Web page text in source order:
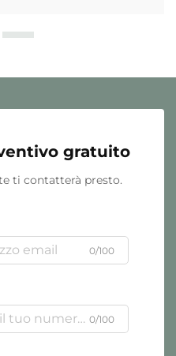
gratuito
ti contatterà presto.
0/100
0/100